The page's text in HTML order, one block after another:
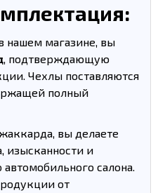
нашем магазине, вы
, подтверждающую
Чехлы поставляются
полный
вы делаете
изысканности и
салона.
от